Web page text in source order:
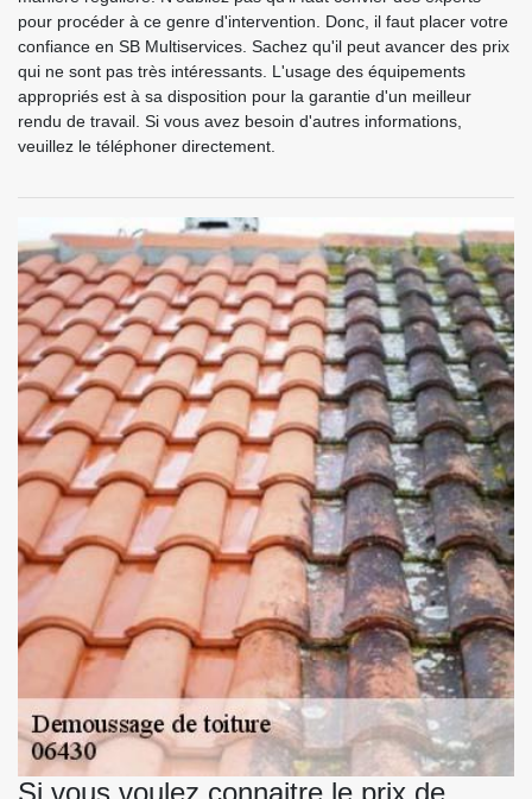
pour procéder à ce genre d'intervention. Donc, il faut placer votre
confiance en SB Multiservices. Sachez qu'il peut avancer des prix
qui ne sont pas très intéressants. L'usage des équipements
appropriés est à sa disposition pour la garantie d'un meilleur
rendu de travail. Si vous avez besoin d'autres informations,
veuillez le téléphoner directement.
Si vous voulez connaitre le prix de